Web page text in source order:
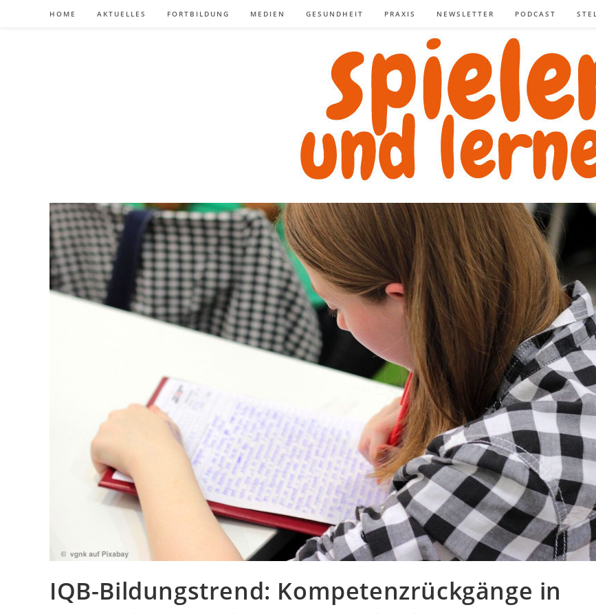
HOME AKTUELLES FORTBILDUNG MEDIEN GESUNDHEIT PRAXIS NEWSLETTER PODCAST
IQB-Bildungstrend: Kompetenzrückgänge in